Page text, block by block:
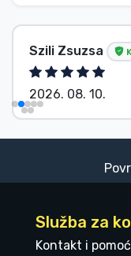
Szili Zsuzsa
2026. 08. 10.
Služba za
Kontakt i pomoć